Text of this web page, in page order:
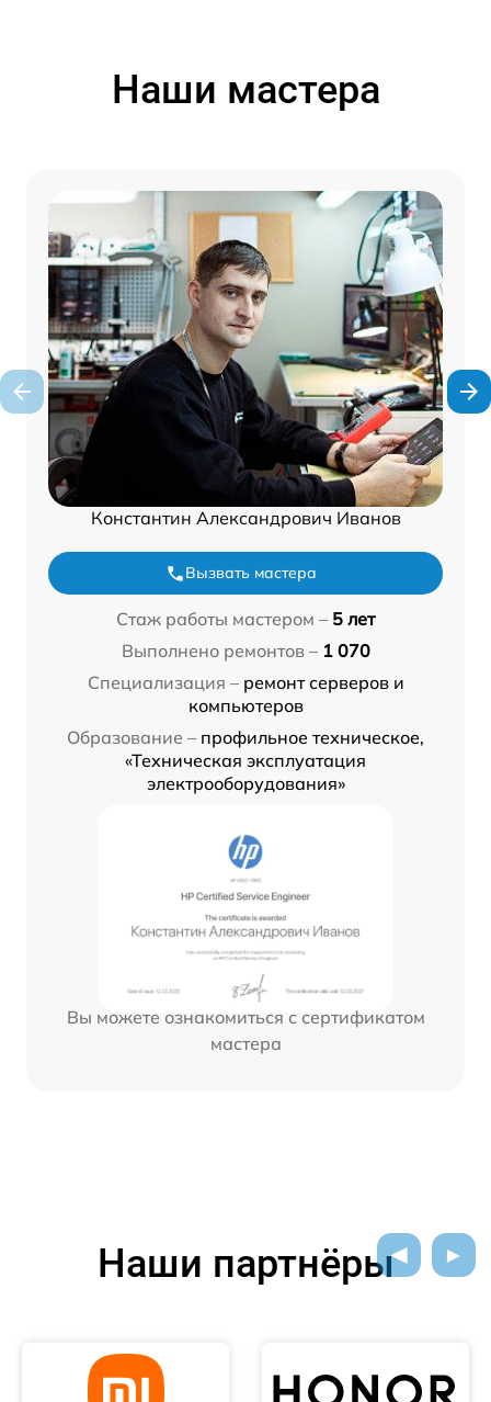
Наши мастера
Константин Александрович Иванов
Вызвать мастера
Стаж работы мастером – 5 лет
Выполнено ремонтов – 1 070
Специализация – ремонт серверов и
компьютеров
Образование – профильное техническое,
«Техническая эксплуатация
электрооборудования»
Вы можете ознакомиться с сертификатом
мастера
Наши партнёры